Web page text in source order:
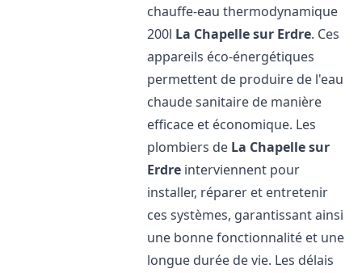
chauffe-eau thermodynamique
200l La Chapelle sur Erdre. Ces
appareils éco-énergétiques
permettent de produire de l'eau
chaude sanitaire de manière
efficace et économique. Les
plombiers de La Chapelle sur
Erdre interviennent pour
installer, réparer et entretenir
ces systèmes, garantissant ainsi
une bonne fonctionnalité et une
longue durée de vie. Les délais